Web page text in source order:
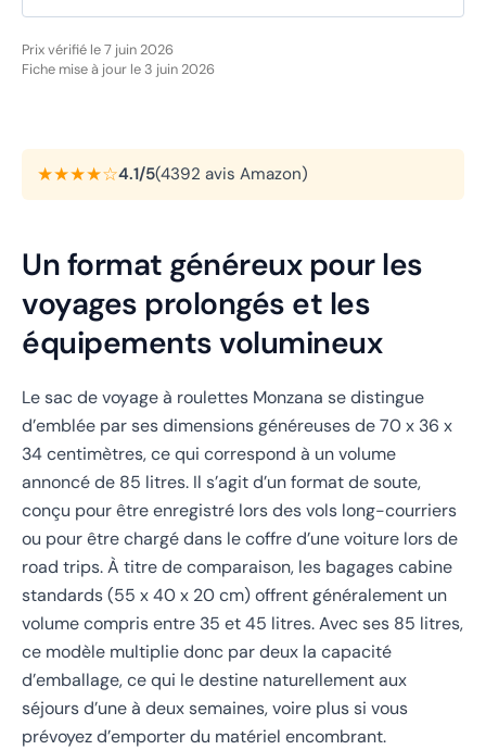
Prix vérifié le 7 juin 2026
Fiche mise à jour le 3 juin 2026
★★★★☆4.1/5(4392 avis Amazon)
Un format généreux pour les
voyages prolongés et les
équipements volumineux
Le sac de voyage à roulettes Monzana se distingue
d’emblée par ses dimensions généreuses de 70 x 36 x
34 centimètres, ce qui correspond à un volume
annoncé de 85 litres. Il s’agit d’un format de soute,
conçu pour être enregistré lors des vols long-courriers
ou pour être chargé dans le coffre d’une voiture lors de
road trips. À titre de comparaison, les bagages cabine
standards (55 x 40 x 20 cm) offrent généralement un
volume compris entre 35 et 45 litres. Avec ses 85 litres,
ce modèle multiplie donc par deux la capacité
d’emballage, ce qui le destine naturellement aux
séjours d’une à deux semaines, voire plus si vous
prévoyez d’emporter du matériel encombrant.